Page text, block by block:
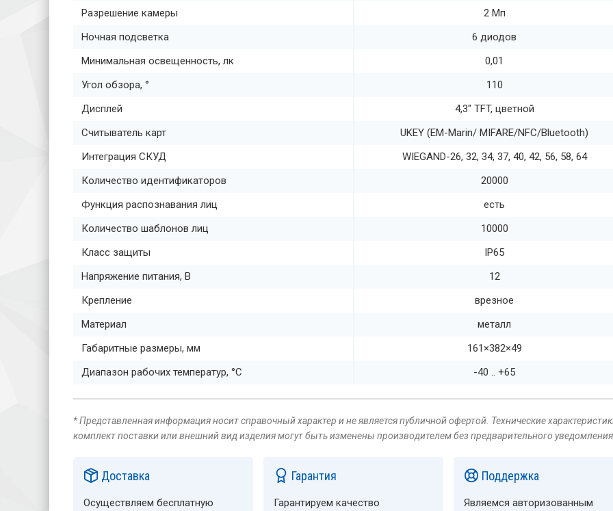
Разрешение камеры
2 Мп
Ночная подсветка
6 диодов
Минимальная освещенность, лк
0,01
Угол обзора, °
110
Дисплей
4,3" TFT, цветной
Считыватель карт
UKEY (EM-Marin/ MIFARE/NFC/Bluetooth)
Интеграция СКУД
WIEGAND-26, 32, 34, 37, 40, 42, 56, 58, 64
Количество идентификаторов
20000
Функция распознавания лиц
есть
Количество шаблонов лиц
10000
Класс защиты
IP65
Напряжение питания, В
12
Крепление
врезное
Материал
металл
Габаритные размеры, мм
161×382×49
Диапазон рабочих температур, °C
-40 .. +65
* Представленная информация носит справочный характер и не является публичной офертой. Технические
комплект поставки или внешний вид изделия могут быть изменены производителем без предварительного
Доставка
Осуществляем бесплатную
Гарантия
Гарантируем качество
Поддержка
Являемся авторизованным